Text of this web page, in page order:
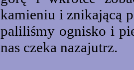
kamieniu i znikającą
paliliśmy ognisko i
nas czeka nazajutrz.